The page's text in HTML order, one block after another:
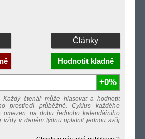
Články
Hodnotit kladně
+0%
Každý čtenář může hlasovat a hodnotit
prostředí průběžně. Cyklus každého
omezen na dobu jednoho kalendářního
vždy v daném týdnu uplatnit jednou svůj